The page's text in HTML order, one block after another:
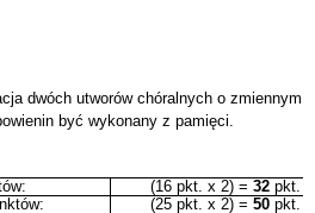
dwóch utworów chóralnych o zmiennym
być wykonany z pamięci.
(16 pkt. x 2) = 32pkt.
(25 pkt. x 2) = 50pkt.